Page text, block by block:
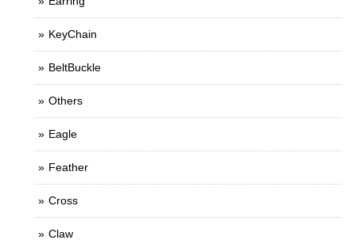
KeyChain
BeltBuckle
Others
Eagle
Feather
Cross
Claw